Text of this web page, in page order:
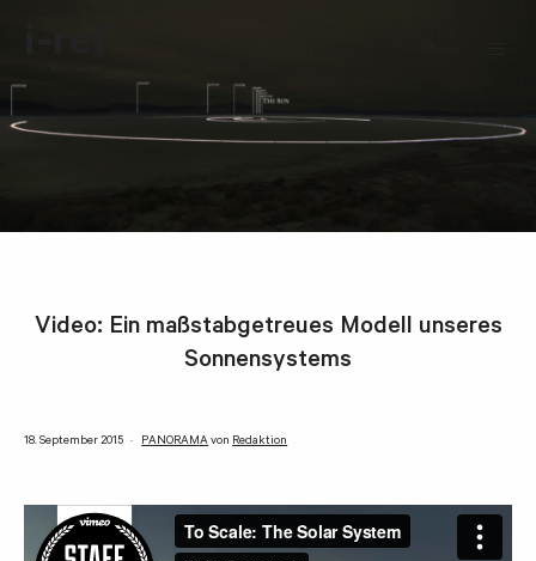
Video: Ein maßstabgetreues Modell unseres
Sonnensystems
18. September 2015 PANORAMAvon Redaktion